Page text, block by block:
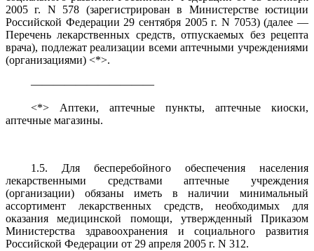
2005 г. N 578 (зарегистрирован в Министерстве юстиции
Российской Федерации 29 сентября 2005 г. N 7053) (далее —
Перечень лекарственных средств, отпускаемых без рецепта
врача), подлежат реализации всеми аптечными учреждениями
(организациями) <*>.
———————————
<*> Аптеки, аптечные пункты, аптечные киоски,
аптечные магазины.
1.5. Для бесперебойного обеспечения населения
лекарственными средствами аптечные учреждения
(организации) обязаны иметь в наличии минимальный
ассортимент лекарственных средств, необходимых для
оказания медицинской помощи, утвержденный Приказом
Министерства здравоохранения и социального развития
Российской Федерации от 29 апреля 2005 г. N 312.